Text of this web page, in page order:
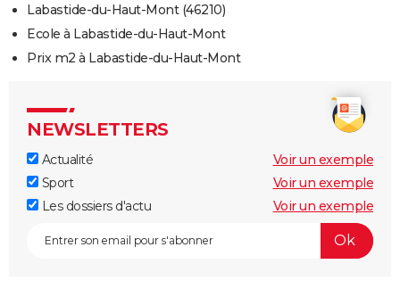
Labastide-du-Haut-Mont (46210)
Ecole à Labastide-du-Haut-Mont
Prix m2 à Labastide-du-Haut-Mont
NEWSLETTERS
Actualité
Voir un exemple
Sport
Voir un exemple
Les dossiers d'actu
Voir un exemple